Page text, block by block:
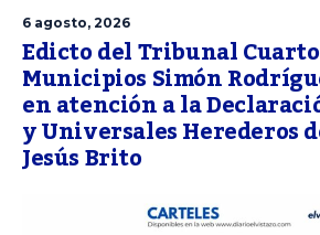
6 agosto, 2026
Edicto del Tribunal
Municipios Simón
en atención a la
y Universales Herederos
Jesús Brito